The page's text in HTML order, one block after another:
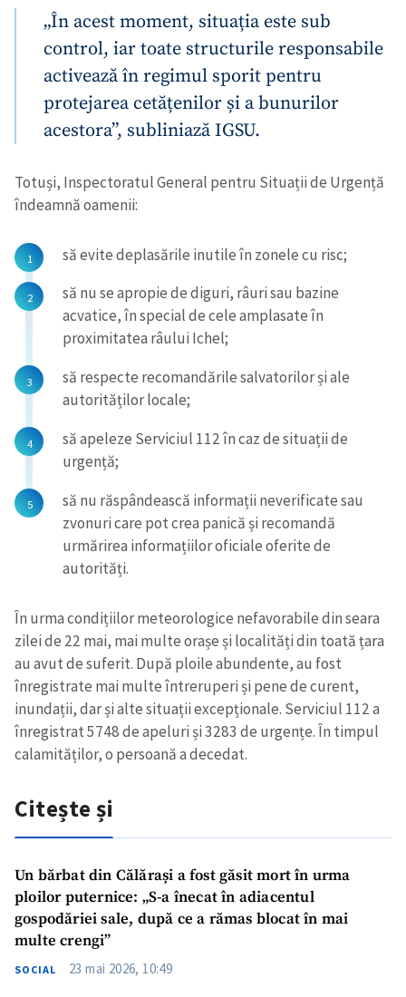
„În acest moment, situația este sub
control, iar toate structurile responsabile
activează în regimul sporit pentru
protejarea cetățenilor și a bunurilor
acestora”, subliniază IGSU.
Totuși, Inspectoratul General pentru Situații de Urgență
îndeamnă oamenii:
să evite deplasările inutile în zonele cu risc;
să nu se apropie de diguri, râuri sau bazine
acvatice, în special de cele amplasate în
proximitatea râului Ichel;
să respecte recomandările salvatorilor și ale
autorităților locale;
să apeleze Serviciul 112 în caz de situații de
urgență;
să nu răspândească informații neverificate sau
zvonuri care pot crea panică și recomandă
urmărirea informațiilor oficiale oferite de
autorități.
În urma condițiilor meteorologice nefavorabile din seara
zilei de 22 mai, mai multe orașe și localități din toată țara
au avut de suferit. După ploile abundente, au fost
înregistrate mai multe întreruperi și pene de curent,
inundații, dar și alte situații excepționale. Serviciul 112 a
înregistrat 5748 de apeluri și 3283 de urgențe. În timpul
calamităților, o persoană a decedat.
Citește și
Un bărbat din Călărași a fost găsit mort în urma
ploilor puternice: „S-a înecat în adiacentul
gospodăriei sale, după ce a rămas blocat în mai
multe crengi”
SOCIAL 23 mai 2026, 10:49